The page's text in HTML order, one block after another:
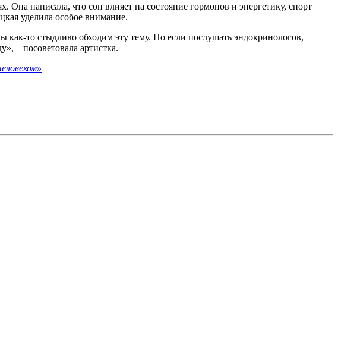
написала, что сон влияет на состояние гормонов и энергетику, спорт
уделила особое внимание.
то стыдливо обходим эту тему. Но если послушать эндокринологов,
– посоветовала артистка.